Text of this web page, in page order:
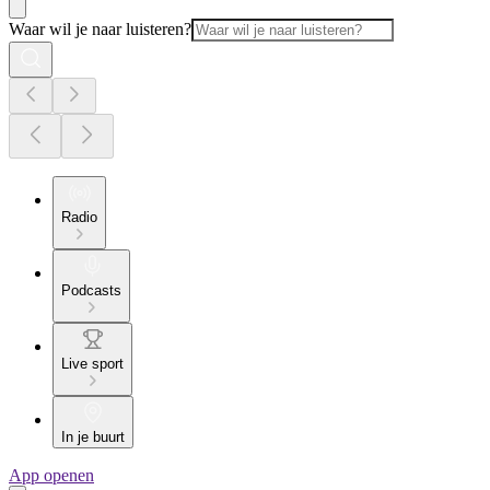
Waar wil je naar luisteren?
Radio
Podcasts
Live sport
In je buurt
App openen